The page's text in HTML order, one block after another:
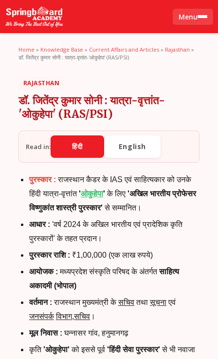
Menu
Home » Knowledge Base » Current Affairs and Articles» Rajasthan »
डॉ. जितेंद्र कुमार सोनी : यात्रा-वृत्तांत-'ओकुहेपा' (RAS/PSI)
RAJASTHAN
डॉ. जितेंद्र कुमार सोनी : यात्रा-वृत्तांत-
'ओकुहेपा' (RAS/PSI)
Read in: हिंदी English
पुरस्कार: राजस्थान कैडर के IASएवं साहित्यकार को उनके
हिंदी यात्रा-वृत्तांत 'ओकुहेपा'के लिए 'अखिल भारतीय प्रोफेसर
विष्णुकांत शास्त्री पुरस्कार' से सम्मानित।
आधार : 'वर्ष 2024के अखिल भारतीय एवं प्रादेशिक कृति
पुरस्कारों'के तहत प्रदान।
पुरस्कार राशि: ₹1,00,000 (एक लाख रुपये)
आयोजक: मध्यप्रदेश संस्कृति परिषद के अंतर्गत साहित्य
अकादमी(भोपाल)
वर्तमान: राजस्थान मुख्यमंत्री के सचिव तथा सूचना एवं
जनसंपर्क विभाग,सचिव।
मूल निवास: घन्नासर गांव,हनुमानगढ़
कृति 'ओकुहेपा' को इससे पूर्व 'हिंदी सेवा पुरस्कार' से भी नवाजा